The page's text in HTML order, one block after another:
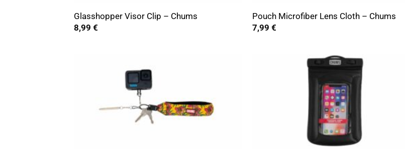
Glasshopper Visor Clip – Chums
8,99 €
Pouch Microfiber Lens Cloth – Chums
7,99 €